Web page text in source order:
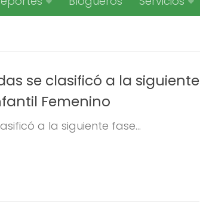
se clasificó a la siguiente
Femenino
a la siguiente fase...